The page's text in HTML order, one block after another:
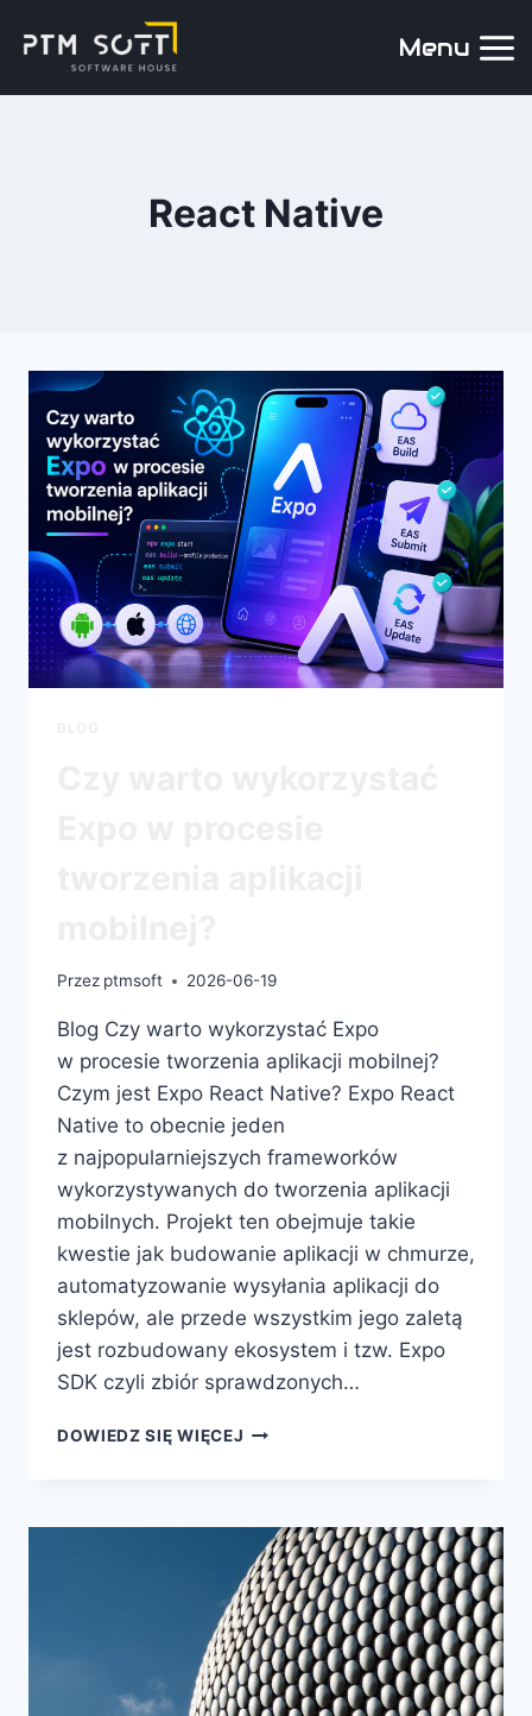
Menu
React Native
Przez ptmsoft 2026-06-19
Blog Czy warto wykorzystać Expo
w procesie tworzenia aplikacji mobilnej?
Czym jest Expo React Native? Expo React
Native to obecnie jeden
z najpopularniejszych frameworków
wykorzystywanych do tworzenia aplikacji
mobilnych. Projekt ten obejmuje takie
kwestie jak budowanie aplikacji w chmurze,
automatyzowanie wysyłania aplikacji do
sklepów, ale przede wszystkim jego zaletą
jest rozbudowany ekosystem i tzw. Expo
SDK czyli zbiór sprawdzonych…
DOWIEDZ SIĘ WIĘCEJ